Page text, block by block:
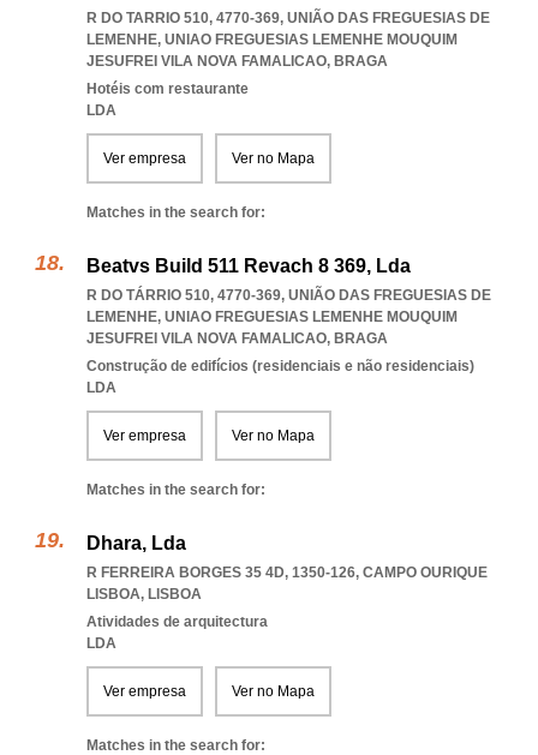
R DO TARRIO 510, 4770-369, UNIÃO DAS FREGUESIAS DE
LEMENHE, UNIAO FREGUESIAS LEMENHE MOUQUIM
JESUFREI VILA NOVA FAMALICAO, BRAGA
Hotéis com restaurante
LDA
Ver empresa Ver no Mapa
Matches in the search for:
Beatvs Build 511 Revach 8 369, Lda
R DO TÁRRIO 510, 4770-369, UNIÃO DAS FREGUESIAS DE
LEMENHE, UNIAO FREGUESIAS LEMENHE MOUQUIM
JESUFREI VILA NOVA FAMALICAO, BRAGA
Construção de edifícios (residenciais e não residenciais)
LDA
Ver empresa Ver no Mapa
Matches in the search for:
Dhara, Lda
R FERREIRA BORGES 35 4D, 1350-126, CAMPO OURIQUE
LISBOA, LISBOA
Atividades de arquitectura
LDA
Ver empresa Ver no Mapa
Matches in the search for: